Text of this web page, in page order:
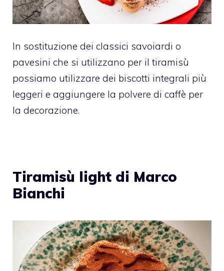
In sostituzione dei classici savoiardi o
pavesini che si utilizzano per il tiramisù
possiamo utilizzare dei biscotti integrali più
leggeri e aggiungere la polvere di caffè per
la decorazione.
Tiramisù light di Marco
Bianchi